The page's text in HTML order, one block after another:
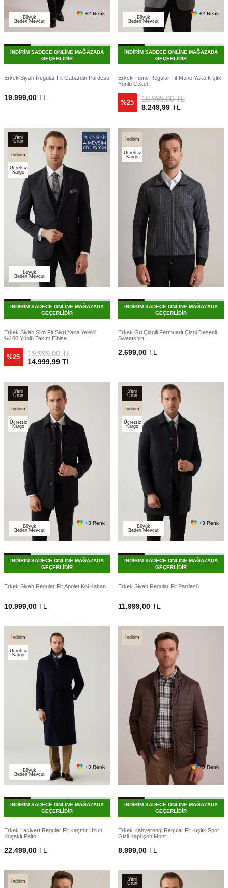
Büyük
Beden Mevcut
+2 Renk
İNDİRİM SADECE ONLİNE MAĞAZADA
GEÇERLİDİR
Erkek Siyah Regular Fit Gabardin Pardesü
19.999,00 TL
Büyük
Beden Mevcut
+2 Renk
İNDİRİM SADECE ONLİNE MAĞAZADA
GEÇERLİDİR
Erkek Füme Regular Fit Mono Yaka Kışlık
Yünlü Ceket
%25 10.999,00TL
8.249,99TL
Yeni
Ürün
İndirim
Ücretsiz
Kargo
Büyük
Beden Mevcut
İNDİRİM SADECE ONLİNE MAĞAZADA
GEÇERLİDİR
Erkek Siyah Slim Fit Sivri Yaka Yelekli
%100 Yünlü Takım Elbise
%25 19.999,00TL
14.999,99TL
İndirim
Ücretsiz
Kargo
İNDİRİM SADECE ONLİNE MAĞAZADA
GEÇERLİDİR
Erkek Gri Çizgili Fermuarlı Çizgi Desenli
Sweatshirt
2.699,00 TL
Yeni
Ürün
İndirim
Ücretsiz
Kargo
Büyük
Beden Mevcut
+3 Renk
İNDİRİM SADECE ONLİNE MAĞAZADA
GEÇERLİDİR
Erkek Siyah Regular Fit Apolet Kol Kaban
10.999,00 TL
Yeni
Ürün
İndirim
Ücretsiz
Kargo
Büyük
Beden Mevcut
+3 Renk
İNDİRİM SADECE ONLİNE MAĞAZADA
GEÇERLİDİR
Erkek Siyah Regular Fit Pardesü
11.999,00 TL
İndirim
Ücretsiz
Kargo
Büyük
Beden Mevcut
+3 Renk
İNDİRİM SADECE ONLİNE MAĞAZADA
GEÇERLİDİR
Erkek Lacivert Regular Fit Kaşmir Uzun
Kuşaklı Palto
22.499,00 TL
İndirim
+3 Renk
İNDİRİM SADECE ONLİNE MAĞAZADA
GEÇERLİDİR
Erkek Kahverengi Regular Fit Kışlık Spor
Gizli Kapüşon Mont
8.999,00 TL
İndirim
Yeni
Ürün